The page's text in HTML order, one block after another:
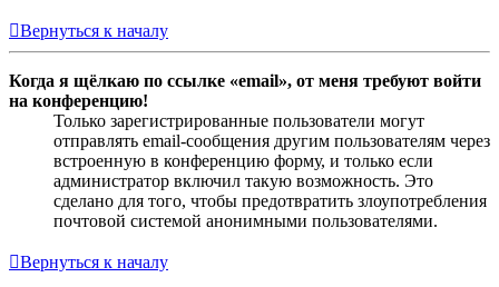
Вернуться к началу
Когда я щёлкаю по ссылке «email», от меня требуют войти
на конференцию!
Только зарегистрированные пользователи могут
отправлять email-сообщения другим пользователям через
встроенную в конференцию форму, и только если
администратор включил такую возможность. Это
сделано для того, чтобы предотвратить злоупотребления
почтовой системой анонимными пользователями.
Вернуться к началу